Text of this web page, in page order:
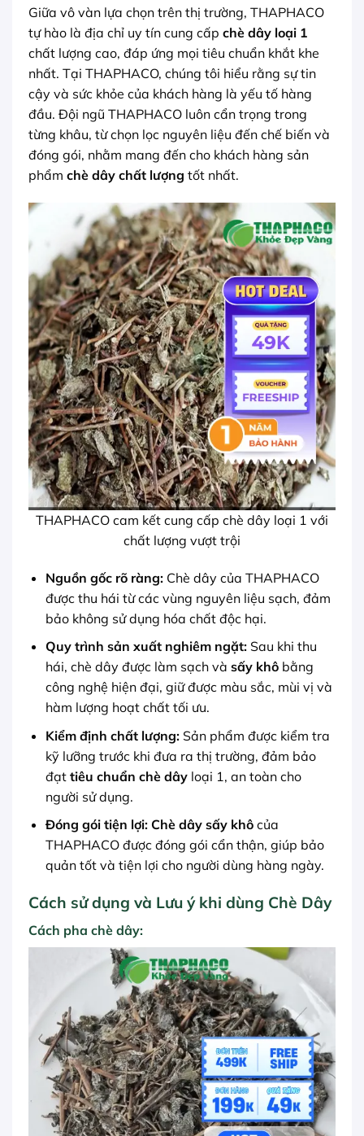
Giữa vô vàn lựa chọn trên thị trường, THAPHACO
tự hào là địa chỉ uy tín cung cấp chè dây loại 1
chất lượng cao, đáp ứng mọi tiêu chuẩn khắt khe
nhất. Tại THAPHACO, chúng tôi hiểu rằng sự tin
cậy và sức khỏe của khách hàng là yếu tố hàng
đầu. Đội ngũ THAPHACO luôn cẩn trọng trong
từng khâu, từ chọn lọc nguyên liệu đến chế biến và
đóng gói, nhằm mang đến cho khách hàng sản
phẩm chè dây chất lượng tốt nhất.
THAPHACO cam kết cung cấp chè dây loại 1 với
chất lượng vượt trội
Nguồn gốc rõ ràng:Chè dây của THAPHACO
được thu hái từ các vùng nguyên liệu sạch, đảm
bảo không sử dụng hóa chất độc hại.
Quy trình sản xuất nghiêm ngặt:Sau khi thu
hái, chè dây được làm sạch và sấy khôbằng
công nghệ hiện đại, giữ được màu sắc, mùi vị và
hàm lượng hoạt chất tối ưu.
Kiểm định chất lượng:Sản phẩm được kiểm tra
kỹ lưỡng trước khi đưa ra thị trường, đảm bảo
đạt tiêu chuẩn chè dâyloại 1, an toàn cho
người sử dụng.
Đóng gói tiện lợi: Chè dây sấy khôcủa
THAPHACO được đóng gói cẩn thận, giúp bảo
quản tốt và tiện lợi cho người dùng hàng ngày.
Cách sử dụng và Lưu ý khi dùng Chè Dây
Cách pha chè dây: